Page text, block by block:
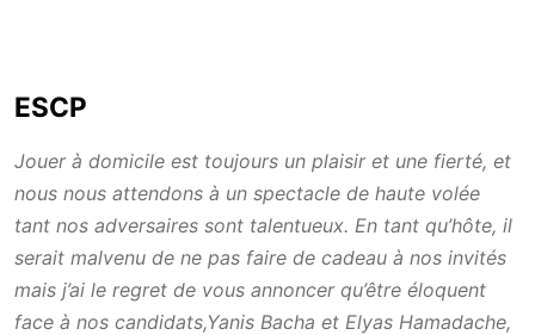
ESCP
Jouer à domicile est toujours un plaisir et une fierté, et
nous nous attendons à un spectacle de haute volée
tant nos adversaires sont talentueux. En tant qu’hôte, il
serait malvenu de ne pas faire de cadeau à nos invités
mais j’ai le regret de vous annoncer qu’être éloquent
face à nos candidats,Yanis Bacha et Elyas Hamadache,